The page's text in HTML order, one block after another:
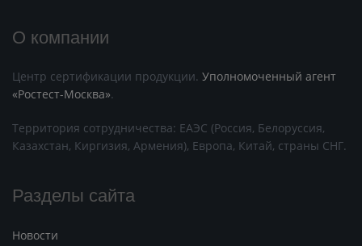
О компании
Центр сертификации продукции. Уполномоченный агент
«Ростест-Москва».
Территория сотрудничества: ЕАЭС (Россия, Белоруссия,
Казахстан, Киргизия, Армения), Европа, Китай, страны СНГ.
Разделы сайта
Новости